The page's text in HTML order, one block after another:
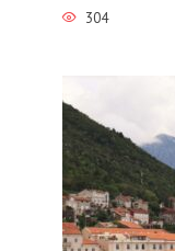
304